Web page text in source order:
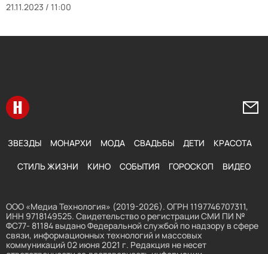
21.11.2023 / 11:00
Перейти на главную
ЗВЕЗДЫ МОНАРХИ МОДА СВАДЬБЫ ДЕТИ КРАСОТА
СТИЛЬ ЖИЗНИ КИНО СОБЫТИЯ ГОРОСКОП ВИДЕО
ООО «Медиа Технология» (2019-2026). ОГРН 1197746707311,
ИНН 9718149525. Свидетельство о регистрации СМИ ПИ №
ФС77- 81184 выдано Федеральной службой по надзору в сфере
связи, информационных технологий и массовых
коммуникаций 02 июня 2021 г. Редакция не несет